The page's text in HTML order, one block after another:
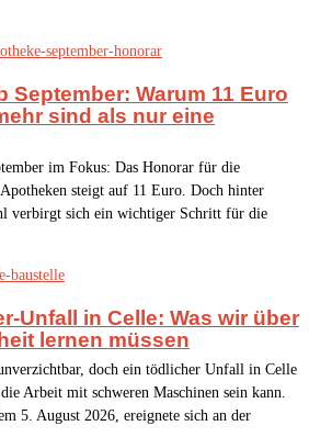
September: Warum 11 Euro
sind als nur eine
im Fokus: Das Honorar für die
steigt auf 11 Euro. Doch hinter
verbirgt sich ein wichtiger Schritt für die
Unfall in Celle: Was wir über
lernen müssen
doch ein tödlicher Unfall in Celle
Arbeit mit schweren Maschinen sein kann.
5. August 2026, ereignete sich an der